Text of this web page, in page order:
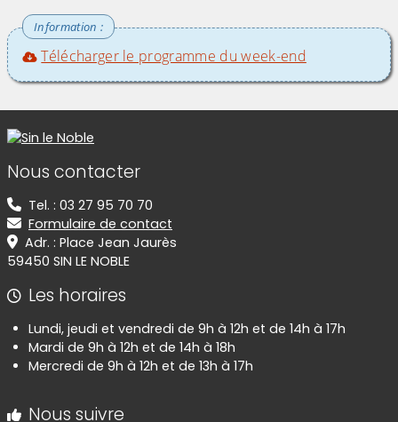
Télécharger le programme du week-end
Informations de contact
Nous contacter
Tel. : 03 27 95 70 70
Formulaire de contact
Adr. : Place Jean Jaurès
59450 SIN LE NOBLE
Les horaires
Lundi, jeudi et vendredi de 9h à 12h et de 14h à 17h
Mardi de 9h à 12h et de 14h à 18h
Mercredi de 9h à 12h et de 13h à 17h
Nous suivre